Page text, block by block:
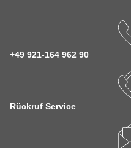
+49 921-164 962 90
Rückruf Service